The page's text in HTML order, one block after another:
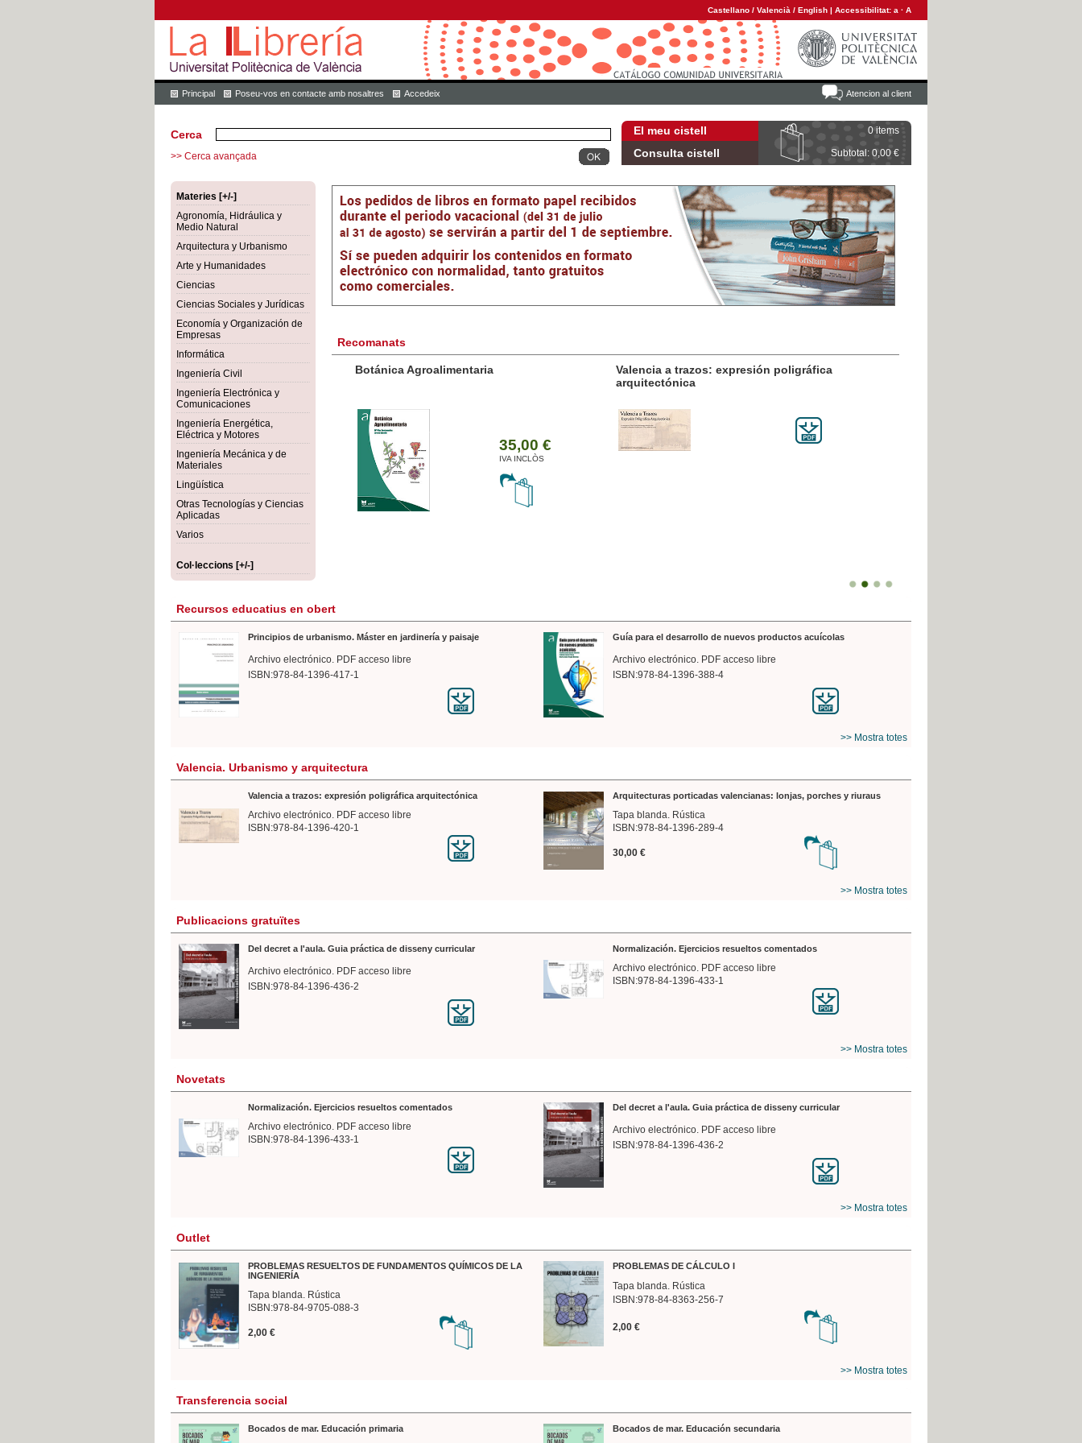
Castellano / Valencià / English | Accessibilitat: a · A
Atencion al client
Principal Poseu-vos en contacte amb nosaltres Accedeix
El meu cistell 0 items
Consulta cistell Subtotal: 0,00 €
Cerca
>> Cerca avançada
Materies [+/-]
Agronomía, Hidráulica y
Medio Natural
Arquitectura y Urbanismo
Arte y Humanidades
Ciencias
Ciencias Sociales y Jurídicas
Economía y Organización de
Empresas
Informática
Ingeniería Civil
Ingeniería Electrónica y
Comunicaciones
Ingeniería Energética,
Eléctrica y Motores
Ingeniería Mecánica y de
Materiales
Lingüística
Otras Tecnologías y Ciencias
Aplicadas
Varios
Col·leccions [+/-]
Recomanats
Botánica Agroalimentaria
35,00 €
IVA INCLÒS
Valencia a trazos: expresión poligráfica
arquitectónica
Recursos educatius en obert
Principios de urbanismo. Máster en jardinería y paisaje
Archivo electrónico. PDF acceso libre
ISBN:978-84-1396-417-1
Guía para el desarrollo de nuevos productos acuícolas
Archivo electrónico. PDF acceso libre
ISBN:978-84-1396-388-4
>> Mostra totes
Valencia. Urbanismo y arquitectura
Valencia a trazos: expresión poligráfica arquitectónica
Archivo electrónico. PDF acceso libre
ISBN:978-84-1396-420-1
Arquitecturas porticadas valencianas: lonjas, porches y riuraus
Tapa blanda. Rústica
ISBN:978-84-1396-289-4
30,00 €
>> Mostra totes
Publicacions gratuïtes
Del decret a l'aula. Guia práctica de disseny curricular
Archivo electrónico. PDF acceso libre
ISBN:978-84-1396-436-2
Normalización. Ejercicios resueltos comentados
Archivo electrónico. PDF acceso libre
ISBN:978-84-1396-433-1
>> Mostra totes
Novetats
Normalización. Ejercicios resueltos comentados
Archivo electrónico. PDF acceso libre
ISBN:978-84-1396-433-1
Del decret a l'aula. Guia práctica de disseny curricular
Archivo electrónico. PDF acceso libre
ISBN:978-84-1396-436-2
>> Mostra totes
Outlet
PROBLEMAS RESUELTOS DE FUNDAMENTOS QUÍMICOS DE LA
INGENIERÍA
Tapa blanda. Rústica
ISBN:978-84-9705-088-3
2,00 €
PROBLEMAS DE CÁLCULO I
Tapa blanda. Rústica
ISBN:978-84-8363-256-7
2,00 €
>> Mostra totes
Transferencia social
Bocados de mar. Educación primaria Bocados de mar. Educación secundaria